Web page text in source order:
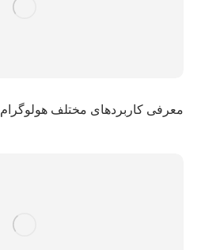
معرفی کاربردهای مختلف هولوگرام